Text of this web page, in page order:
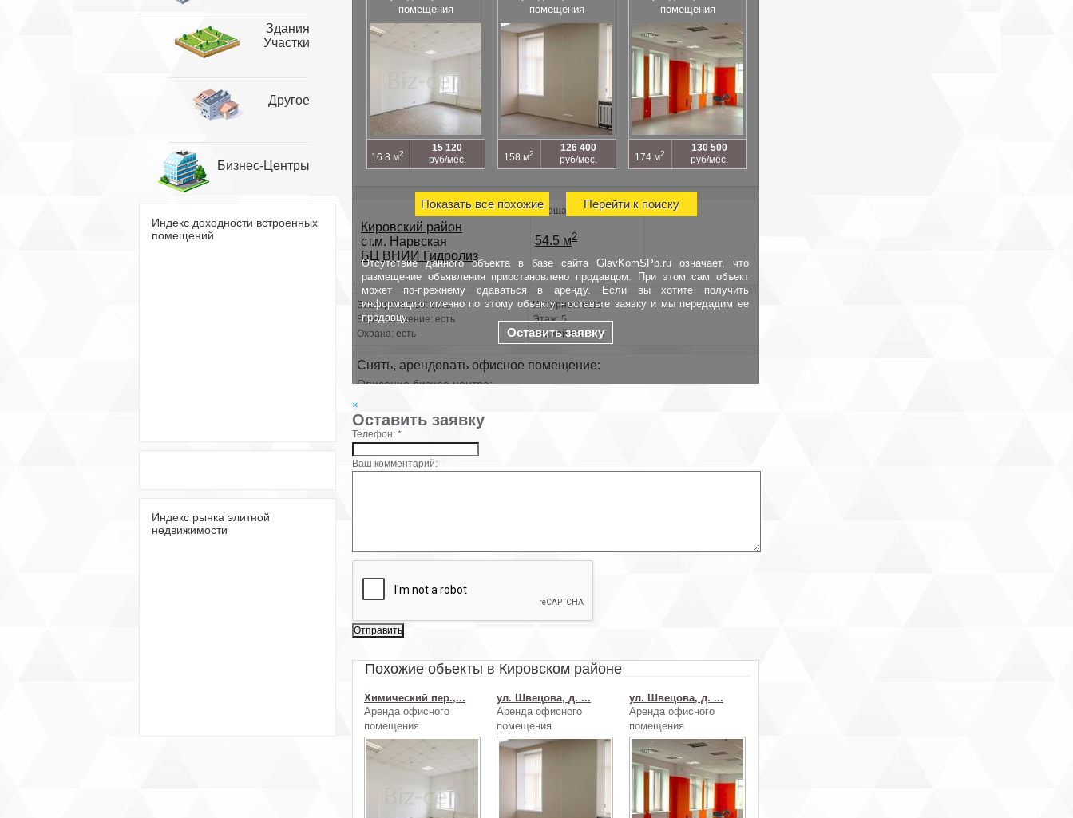
Здания
Участки
Другое
Бизнес-Центры
Индекс доходности встроенных
помещений
Индекс рынка элитной
недвижимости
помещения
16.8 м2
15 120
руб/мес.
помещения
158 м2
126 400
руб/мес.
помещения
174 м2
130 500
руб/мес.
Показать все похожие Перейти к поиску
Отсутствие данного объекта в базе сайта GlavKomSPb.ru означает, что
размещение объявления приостановлено продавцом. При этом сам объект
может по-прежнему сдаваться в аренду. Если вы хотите получить
информацию именно по этому объекту - оставьте заявку и мы передадим ее
продавцу.
Оставить заявку
Кировский район
ст.м. Нарвская
БЦ ВНИИ Гидролиз
Площадь
54.5 м2
Электричество: есть
Водоснабжение: есть
Охрана: есть
Интернет: есть
Этаж: 5
Этажей всего: 5
Снять, арендовать офисное помещение:
Описание бизнес-центра:
доступным ценам со всем необходимым. При аренде офиса в БЦ /"ВНИИ
Гидролиз/" заключается стандартный договор на 11 месяцев.
Характеристики:
Центр открыт: 7. 20.00
Условия договора: 11 месяцев, предоплата первого и последнего месяца
Включено в ставку: коммунальные услуги, включая электроэнергию;
Для организации просмотра помещений, а также для получения
консультации по условиям аренды, позвоните нам. Для вас наши услуги
вы заключаете напрямую с собственником. Без скрытых комиссий и
×
Оставить заявку
Телефон: *
Ваш комментарий:
Похожие объекты в Кировском районе
Химический пер.,...
Аренда офисного
помещения
ул. Швецова, д. ...
Аренда офисного
помещения
ул. Швецова, д. ...
Аренда офисного
помещения